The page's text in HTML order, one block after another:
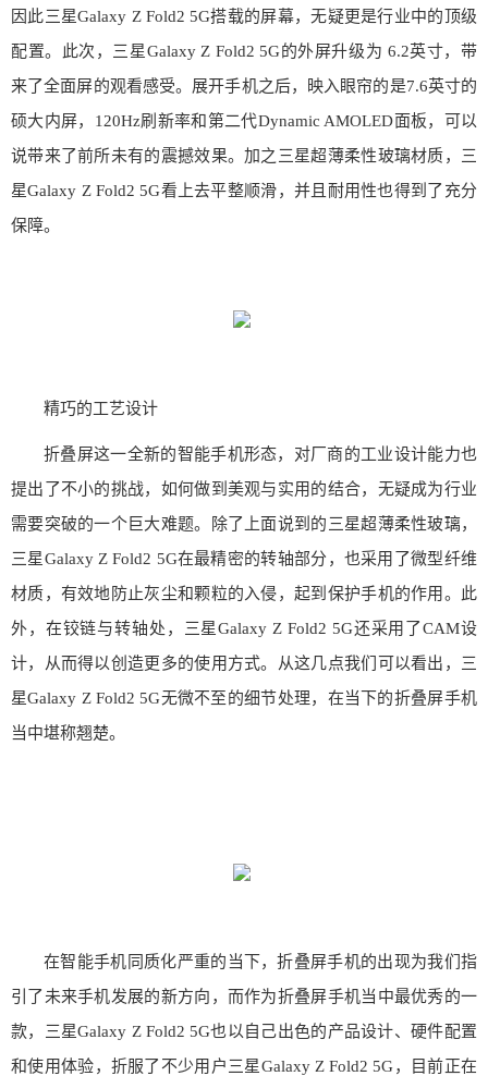
因此三星Galaxy Z Fold2 5G搭载的屏幕，无疑更是行业中的顶级
配置。此次，三星Galaxy Z Fold2 5G的外屏升级为 6.2英寸，带
来了全面屏的观看感受。展开手机之后，映入眼帘的是7.6英寸的
硕大内屏，120Hz刷新率和第二代Dynamic AMOLED面板，可以
说带来了前所未有的震撼效果。加之三星超薄柔性玻璃材质，三
星Galaxy Z Fold2 5G看上去平整顺滑，并且耐用性也得到了充分
保障。
精巧的工艺设计
折叠屏这一全新的智能手机形态，对厂商的工业设计能力也
提出了不小的挑战，如何做到美观与实用的结合，无疑成为行业
需要突破的一个巨大难题。除了上面说到的三星超薄柔性玻璃，
三星Galaxy Z Fold2 5G在最精密的转轴部分，也采用了微型纤维
材质，有效地防止灰尘和颗粒的入侵，起到保护手机的作用。此
外，在铰链与转轴处，三星Galaxy Z Fold2 5G还采用了CAM设
计，从而得以创造更多的使用方式。从这几点我们可以看出，三
星Galaxy Z Fold2 5G无微不至的细节处理，在当下的折叠屏手机
当中堪称翘楚。
在智能手机同质化严重的当下，折叠屏手机的出现为我们指
引了未来手机发展的新方向，而作为折叠屏手机当中最优秀的一
款，三星Galaxy Z Fold2 5G也以自己出色的产品设计、硬件配置
和使用体验，折服了不少用户三星Galaxy Z Fold2 5G，目前正在